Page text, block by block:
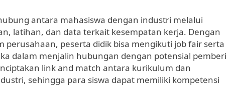
antara mahasiswa dengan industri melalui
latihan, dan data terkait kesempatan kerja. Dengan
perusahaan, peserta didik bisa mengikuti job fair serta
dalam menjalin hubungan dengan potensial pemberi
link and match antara kurikulum dan
sehingga para siswa dapat memiliki kompetensi